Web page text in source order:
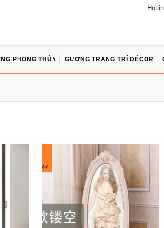
PHONG THỦY GƯƠNG TRANG TRÍ DÉCOR